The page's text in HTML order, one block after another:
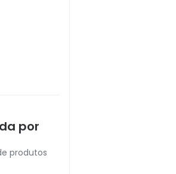
por
produtos